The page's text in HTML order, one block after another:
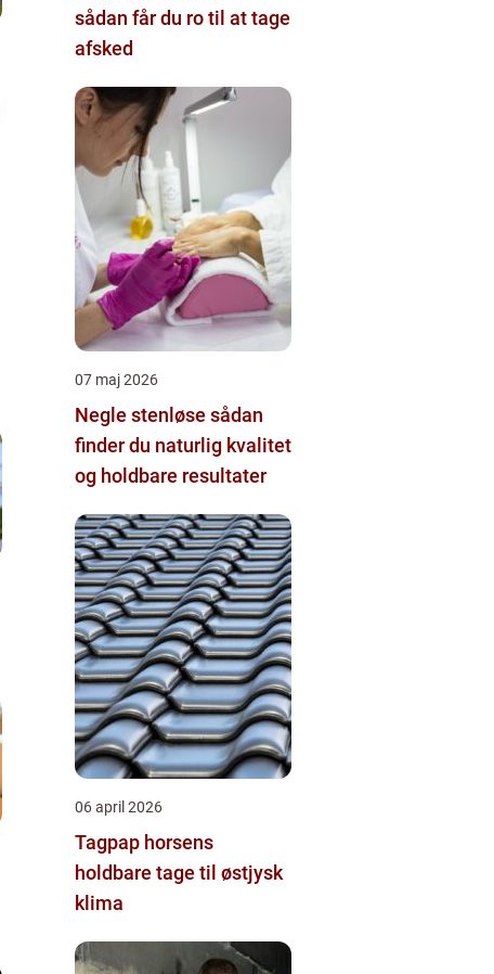
sådan får du ro til at tage
afsked
07 maj 2026
Negle stenløse sådan
finder du naturlig kvalitet
og holdbare resultater
06 april 2026
Tagpap horsens
holdbare tage til østjysk
klima